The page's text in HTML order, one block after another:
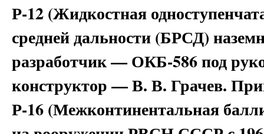
Р-12 (Жидкостная
средней дальности (БРСД)
разработчик — ОКБ-586 под
конструктор — В. В. Грачев.
Р-16 (Межконтинентальная